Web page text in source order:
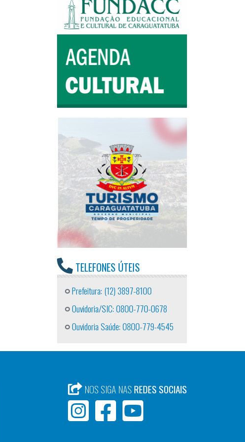
TELEFONES ÚTEIS
Prefeitura: (12) 3897-8100
Ouvidoria/SIC: 0800-770-0678
Ouvidoria Saúde: 0800-779-4545
NOS SIGA NAS REDES SOCIAIS